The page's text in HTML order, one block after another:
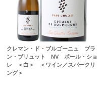
クレマン・ド・ブルゴーニュ ブラ
ン・ブリュット NV ポール・ショ
レ ＜白＞ ＜ワイン／スパークリ
ング＞